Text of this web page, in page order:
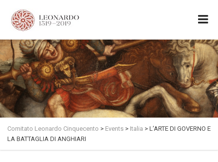
Comitato Leonardo Cinquecento > Events > Italia > L’ARTE DI GOVERNO E
LA BATTAGLIA DI ANGHIARI